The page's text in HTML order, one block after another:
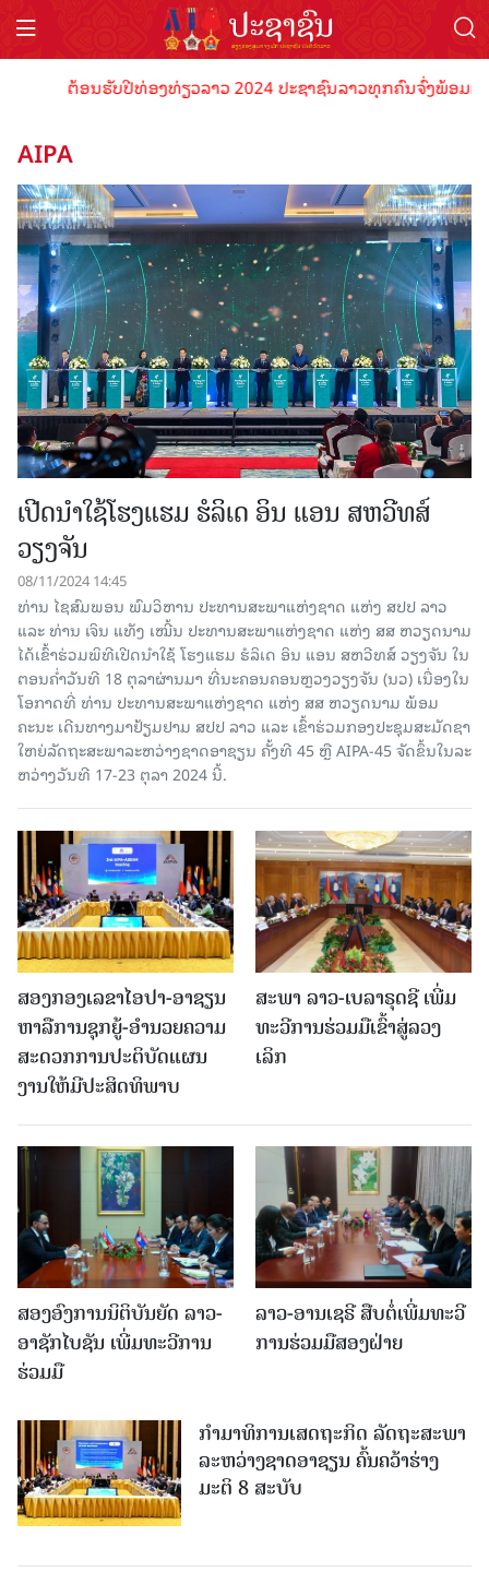
ຕ້ອນຮັບປີທ່ອງທ່ຽວລາວ 2024 ປະຊາຊົນລາວທຸກຄົນຈົ່ງພ້ອມເ
AIPA
ເປີດນໍາໃຊ້ໂຮງແຮມ ຮໍລິເດ ອິນ ແອນ ສຫວີທສ໌
ວຽງຈັນ
08/11/2024 14:45
ທ່ານ ໄຊສົມພອນ ພົມວິຫານ ປະທານສະພາແຫ່ງຊາດ ແຫ່ງ ສປປ ລາວ
ແລະ ທ່ານ ເຈິນ ແທັງ ເໝີ້ນ ປະ​ທານ​ສ​ະ​ພາ​ແຫ່ງ​ຊາດ ແຫ່ງ ສ​ສ ຫວຽດ​ນາມ
ໄດ້ເຂົ້າຮ່ວມພິທີເປີດນໍາໃຊ້ ໂຮງແຮມ ຮໍລິເດ ອິນ ແອນ ສຫວີທສ໌ ວຽງຈັນ ໃນ
ຕອນຄໍ່າວັນທີ 18 ຕຸລາຜ່ານມາ ທີ່ນະຄອນຄອນຫຼວງວຽງຈັນ (ນວ) ເນື່ອງໃນ
ໂອກາດທີ່ ທ່ານ ປະທານສະພາແຫ່ງຊາດ ແຫ່ງ ສສ ຫວຽດນາມ ພ້ອມ
ຄະນະ ເດີນທາງມາຢ້ຽມຢາມ ສປປ ລາວ ແລະ ເຂົ້າຮ່ວມກອງ​ປະ​ຊຸມສະມັດຊາ
ໃຫຍ່ລັດຖະສະພາລະຫວ່າງຊາດອາຊຽນ ຄັ້ງ​ທີ 45 ຫຼື AIPA-45 ຈັດ​ຂຶ້ນ​ໃນ​ລະ​
ຫວ່າງວັນ​ທີ 17-23 ຕຸ​ລາ 2024 ນີ້.
ສອງກອງເລຂາໄອປາ-ອາຊຽນ
ຫາລືການຊຸກຍູ້-ອຳນວຍຄວາມ
ສະດວກການປະຕິບັດແຜນ
ງານໃຫ້ມີປະສິດທິພາບ
ສະພາ ລາວ-ເບລາຣຸດຊີ ເພີ່ມ
ທະວີການຮ່ວມມືເຂົ້າສູ່ລວງ
ເລິກ
ສອງອົງການນິຕິບັນຍັດ ລາວ-
ອາຊັກໄບຊັນ ເພີ່ມທະວີການ
ຮ່ວມມື
ລາວ-ອານເຊຣີ ສືບຕໍ່ເພີ່ມທະວີ
ການຮ່ວມມືສອງຝ່າຍ
ກຳມາທິການເສດຖະກິດ ລັດຖະສະພາ
ລະຫວ່າງຊາດອາຊຽນ ຄົ້ນຄວ້າຮ່າງ
ມະຕິ 8 ສະບັບ